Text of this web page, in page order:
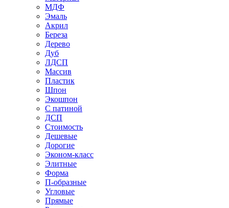
МДФ
Эмаль
Акрил
Береза
Дерево
Дуб
ЛДСП
Массив
Пластик
Шпон
Экошпон
С патиной
ДСП
Стоимость
Дешевые
Дорогие
Эконом-класс
Элитные
Форма
П-образные
Угловые
Прямые